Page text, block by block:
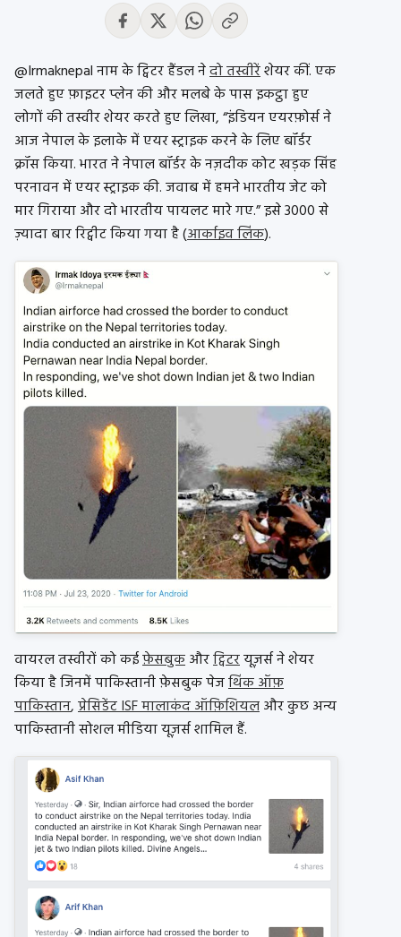
@Irmaknepal नाम के ट्विटर हैंडल नेदो तस्वीरेंशेयर कीं. एक
जलते हुए फ़ाइटर प्लेन की और मलबे के पास इकट्ठा हुए
लोगों की तस्वीर शेयर करते हुए लिखा, “इंडियन एयरफ़ोर्स ने
आज नेपाल के इलाके में एयर स्ट्राइक करने के लिए बॉर्डर
क्रॉस किया. भारत ने नेपाल बॉर्डर के नज़दीक कोट खड़क सिंह
परनावन में एयर स्ट्राइक की. जवाब में हमने भारतीय जेट को
मार गिराया और दो भारतीय पायलट मारे गए.” इसे 3000 से
ज़्यादा बार रिट्वीट किया गया है (आर्काइव लिंक).
वायरल तस्वीरों को कईफ़ेसबुकऔरट्विटरयूज़र्स ने शेयर
किया है जिनमें पाकिस्तानी फ़ेसबुक पेजथिंक ऑफ़
पाकिस्तान,प्रेसिडेंट ISF मालाकंद ऑफ़िशियलऔर कुछ अन्य
पाकिस्तानी सोशल मीडिया यूज़र्स शामिल हैं.